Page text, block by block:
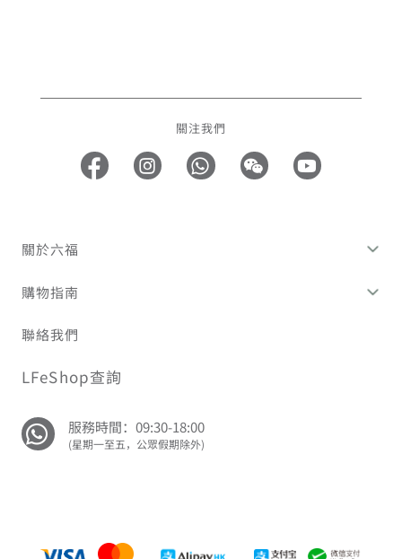
關注我們
關於六福
購物指南
聯絡我們
LFeShop查詢
服務時間：09:30-18:00
(星期一至五，公眾假期除外)